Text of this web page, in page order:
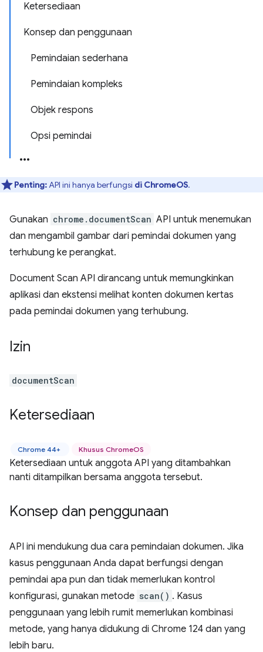
Ketersediaan
Konsep dan penggunaan
Pemindaian sederhana
Pemindaian kompleks
Objek respons
Opsi pemindai
Penting:API ini hanya berfungsi di ChromeOS.
Gunakan chrome.documentScan API untuk menemukan
dan mengambil gambar dari pemindai dokumen yang
terhubung ke perangkat.
Document Scan API dirancang untuk memungkinkan
aplikasi dan ekstensi melihat konten dokumen kertas
pada pemindai dokumen yang terhubung.
Izin
documentScan
Ketersediaan
Chrome 44+ Khusus ChromeOS
Ketersediaan untuk anggota API yang ditambahkan
nanti ditampilkan bersama anggota tersebut.
Konsep dan penggunaan
API ini mendukung dua cara pemindaian dokumen. Jika
kasus penggunaan Anda dapat berfungsi dengan
pemindai apa pun dan tidak memerlukan kontrol
konfigurasi, gunakan metode scan() . Kasus
penggunaan yang lebih rumit memerlukan kombinasi
metode, yang hanya didukung di Chrome 124 dan yang
lebih baru.